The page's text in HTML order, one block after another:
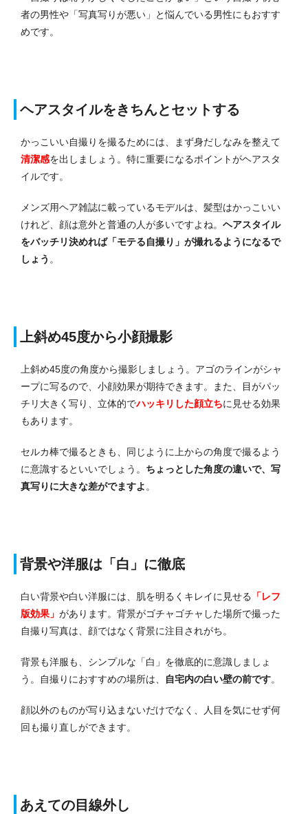
者の男性や「写真写りが悪い」と悩んでいる男性にもおすす
めです。
ヘアスタイルをきちんとセットする
かっこいい自撮りを撮るためには、まず身だしなみを整えて
清潔感を出しましょう。特に重要になるポイントがヘアスタ
イルです。
メンズ用ヘア雑誌に載っているモデルは、髪型はかっこいい
けれど、顔は意外と普通の人が多いですよね。 ヘアスタイル
をバッチリ決めれば「モテる自撮り」が撮れるようになるで
しょう 。
上斜め45度から小顔撮影
上斜め45度の角度から撮影しましょう。アゴのラインがシャ
ープに写るので、小顔効果が期待できます。また、目がパッ
チリ大きく写り、立体的でハッキリした顔立ちに見せる効果
もあります。
セルカ棒で撮るときも、同じように上からの角度で撮るよう
に意識するといいでしょう。 ちょっとした角度の違いで、写
真写りに大きな差がでますよ 。
背景や洋服は「白」に徹底
白い背景や白い洋服には、肌を明るくキレイに見せる
「レフ
版効果」 があります。背景がゴチャゴチャした場所で撮った
自撮り写真は、顔ではなく背景に注目されがち。
背景も洋服も、シンプルな「白」を徹底的に意識しましょ
う。自撮りにおすすめの場所は、
自宅内の白い壁の前です。
顔以外のものが写り込まないだけでなく、人目を気にせず何
回も撮り直しができます。
あえての目線外し